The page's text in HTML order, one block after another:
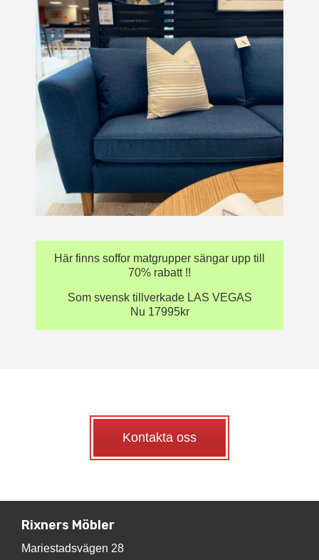
Här finns soffor matgrupper sängar upp till
70% rabatt !!
Som svensk tillverkade LAS VEGAS
Nu 17995kr
Kontakta oss
Rixners Möbler
Mariestadsvägen 28